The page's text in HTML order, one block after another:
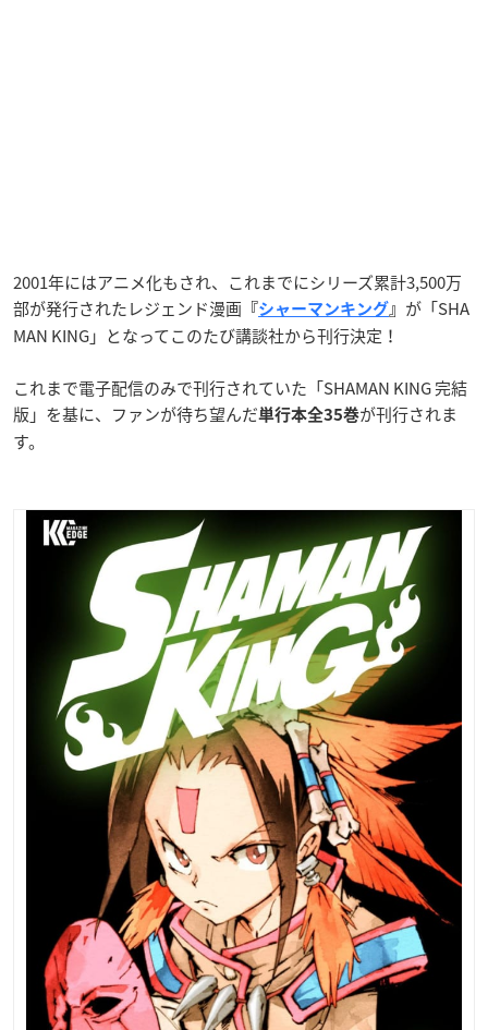
2001年にはアニメ化もされ、これまでにシリーズ累計3,500万
部が発行されたレジェンド漫画 『シャーマンキング 』 が「SHA
MAN KING」となってこのたび講談社から刊行決定！
これまで電子配信のみで刊行されていた「SHAMAN KING 完結
版」を基に、ファンが待ち望んだ単行本全35巻が刊行されま
す。